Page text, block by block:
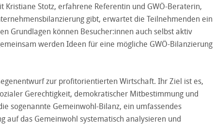
Stotz, erfahrene Referentin und GWÖ-Beraterin,
gibt, erwartet die Teilnehmenden ein
Grundlagen können Besucher:innen auch selbst aktiv
werden Ideen für eine mögliche GWÖ-Bilanzierung
zur profitorientierten Wirtschaft. Ihr Ziel ist es,
Gerechtigkeit, demokratischer Mitbestimmung und
sogenannte Gemeinwohl-Bilanz, ein umfassendes
auf das Gemeinwohl systematisch analysieren und